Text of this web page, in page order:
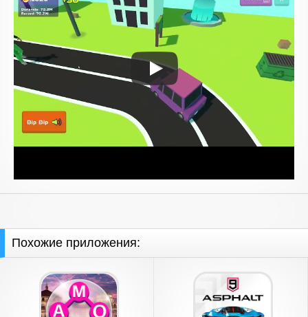
Похожие приложения: